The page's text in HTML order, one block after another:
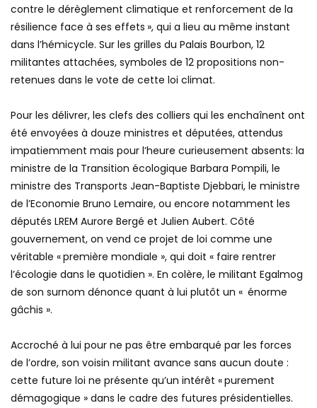
contre le dérèglement climatique et renforcement de la
résilience face à ses effets », qui a lieu au même instant
dans l’hémicycle. Sur les grilles du Palais Bourbon, 12
militantes attachées, symboles de 12 propositions non-
retenues dans le vote de cette loi climat.
Pour les délivrer, les clefs des colliers qui les enchaînent ont
été envoyées à douze ministres et députées, attendus
impatiemment mais pour l’heure curieusement absents: la
ministre de la Transition écologique Barbara Pompili, le
ministre des Transports Jean-Baptiste Djebbari, le ministre
de l’Economie Bruno Lemaire, ou encore notamment les
députés LREM Aurore Bergé et Julien Aubert. Côté
gouvernement, on vend ce projet de loi comme une
véritable « première mondiale », qui doit « faire rentrer
l’écologie dans le quotidien ». En colère, le militant Egalmog
de son surnom dénonce quant à lui plutôt un « énorme
gâchis ».
Accroché à lui pour ne pas être embarqué par les forces
de l’ordre, son voisin militant avance sans aucun doute :
cette future loi ne présente qu’un intérêt « purement
démagogique » dans le cadre des futures présidentielles.